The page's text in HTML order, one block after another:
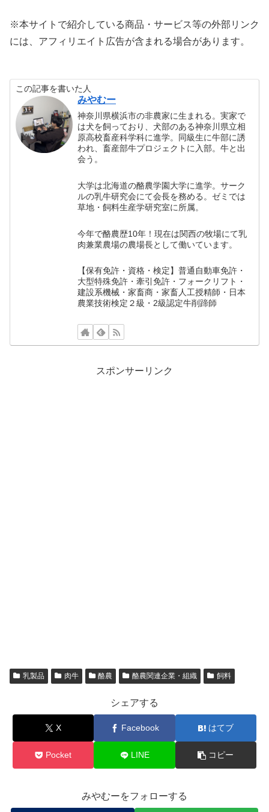
※本サイトで紹介している商品・サービス等の外部リンク
には、アフィリエイト広告が含まれる場合があります。
この記事を書いた人
みやむー
神奈川県横浜市の非農家に生まれる。実家で
は犬を飼っており、犬部のある神奈川県立相
原高校畜産科学科に進学。同級生に牛部に誘
われ、畜産部牛プロジェクトに入部。牛と出
会う。
大学は北海道の酪農学園大学に進学。サーク
ルの乳牛研究会にて会長を務める。ゼミでは
草地・飼料生産学研究室に所属。
今年で酪農歴10年！現在は関西の牧場にて乳
肉兼業農場の農場長として働いています。
【保有免許・資格・検定】普通自動車免許・
大型特殊免許・牽引免許・フォークリフト・
建設系機械・家畜商・家畜人工授精師・日本
農業技術検定２級・2級認定牛削蹄師
スポンサーリンク
乳製品 肉牛 酪農 酪農関連企業・組織 飼料
シェアする
X Facebook はてブ
Pocket LINE コピー
みやむーをフォローする